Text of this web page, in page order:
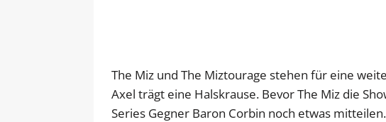
The Miz und The Miztourage stehen für eine
Axel trägt eine Halskrause. Bevor The Miz die
Series Gegner Baron Corbin noch etwas